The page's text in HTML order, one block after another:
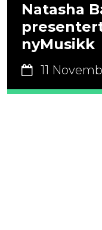
Natasha
nyMusikk
11